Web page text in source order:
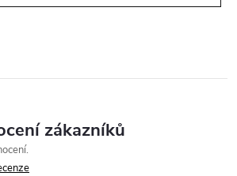
zákazníků